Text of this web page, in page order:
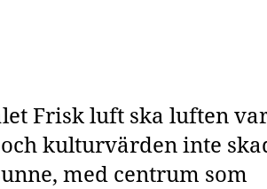
Frisk luft ska luften
kulturvärden inte
med centrum som